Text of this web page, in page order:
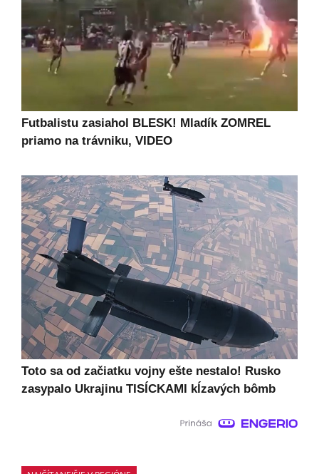
Futbalistu zasiahol BLESK! Mladík ZOMREL
priamo na trávniku, VIDEO
Toto sa od začiatku vojny ešte nestalo! Rusko
zasypalo Ukrajinu TISÍCKAMI kĺzavých bômb